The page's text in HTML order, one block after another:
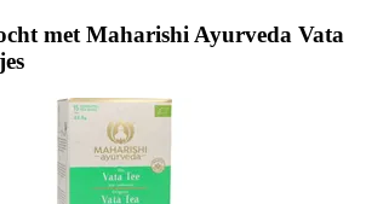
met Maharishi Ayurveda Vata